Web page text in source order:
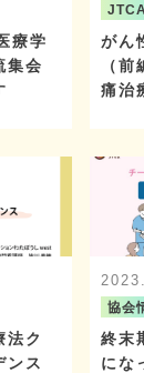
療学
集会
がん
（
痛治
法ク
ンス
協会
終末
にな